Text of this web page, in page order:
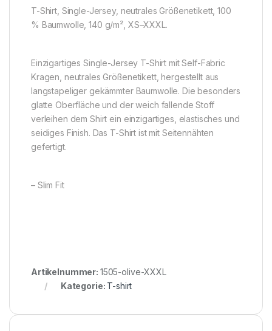
T-Shirt, Single-Jersey, neutrales Größenetikett, 100
% Baumwolle, 140 g/m², XS–XXXL.
Einzigartiges Single-Jersey T-Shirt mit Self-Fabric
Kragen, neutrales Größenetikett, hergestellt aus
langstapeliger gekämmter Baumwolle. Die besonders
glatte Oberfläche und der weich fallende Stoff
verleihen dem Shirt ein einzigartiges, elastisches und
seidiges Finish. Das T-Shirt ist mit Seitennähten
gefertigt.
– Slim Fit
Artikelnummer: 1505-olive-XXXL
Kategorie: T-shirt